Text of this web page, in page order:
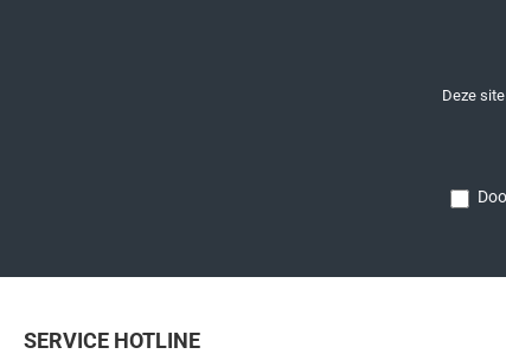
Deze
SERVICE HOTLINE